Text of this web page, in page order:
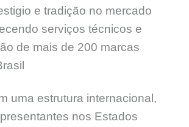
e tradição no mercado
serviços técnicos e
de mais de 200 marcas
uma estrutura internacional,
nos Estados